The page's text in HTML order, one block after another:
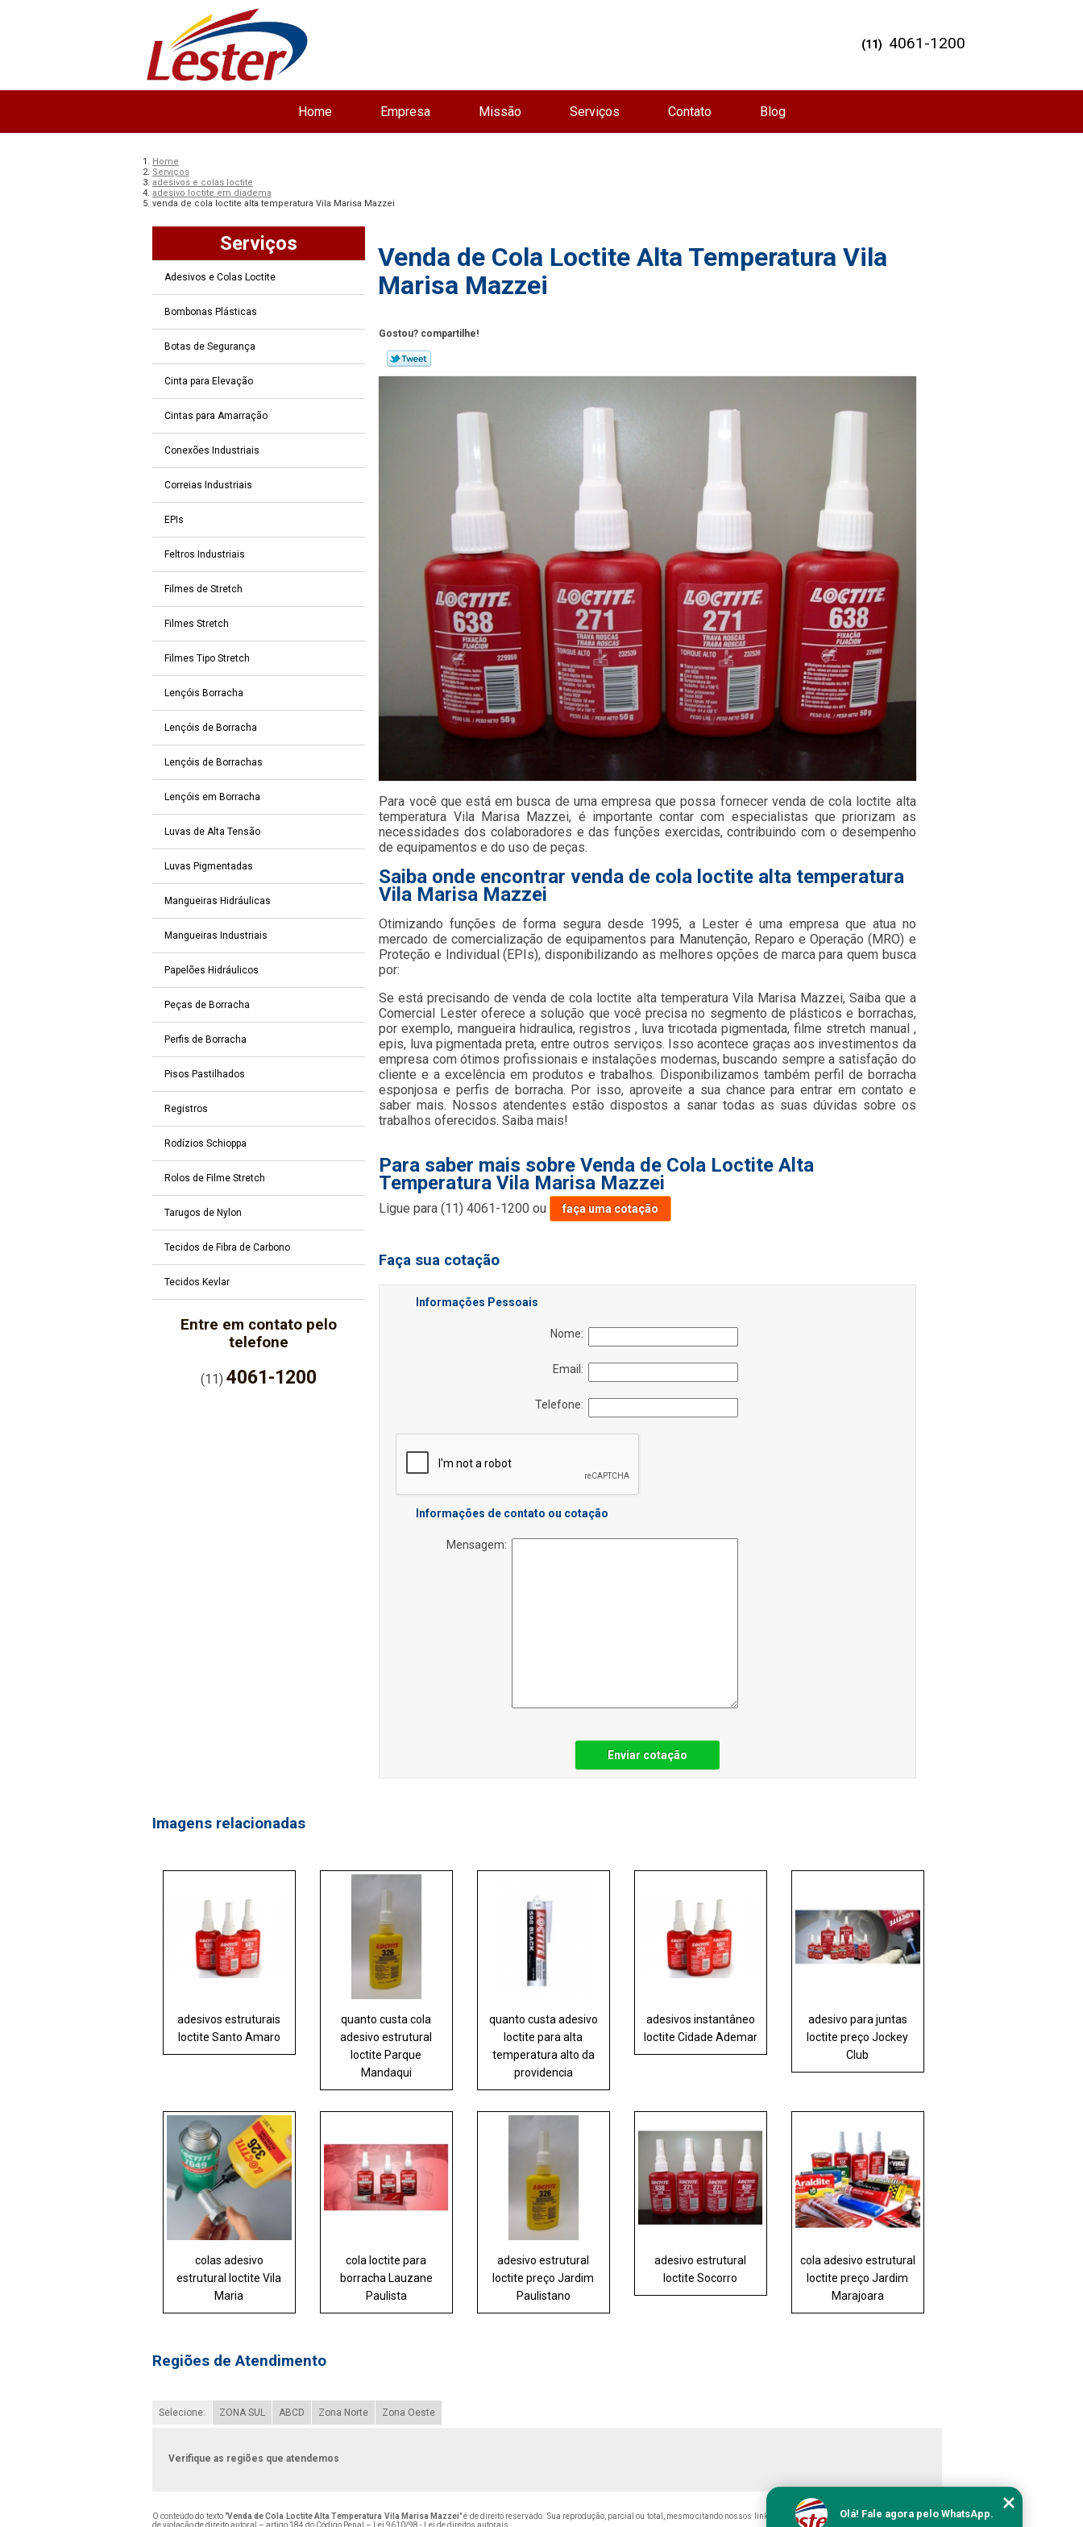
Home Empresa Missão Serviços Contato Blog
(11) 4061-1200
Home
Serviços
adesivos e colas loctite
adesivo loctite em diadema
venda de cola loctite alta temperatura Vila Marisa Mazzei
Serviços
Adesivos e Colas Loctite
Bombonas Plásticas
Botas de Segurança
Cinta para Elevação
Cintas para Amarração
Conexões Industriais
Correias Industriais
EPIs
Feltros Industriais
Filmes de Stretch
Filmes Stretch
Filmes Tipo Stretch
Lençóis Borracha
Lençóis de Borracha
Lençóis de Borrachas
Lençóis em Borracha
Luvas de Alta Tensão
Luvas Pigmentadas
Mangueiras Hidráulicas
Mangueiras Industriais
Papelões Hidráulicos
Peças de Borracha
Perfis de Borracha
Pisos Pastilhados
Registros
Rodízios Schioppa
Rolos de Filme Stretch
Tarugos de Nylon
Tecidos de Fibra de Carbono
Tecidos Kevlar
Entre em contato pelo
telefone
(11)4061-1200
Venda de Cola Loctite Alta Temperatura Vila
Marisa Mazzei
Gostou? compartilhe!
Para você que está em busca de uma empresa que possa fornecer venda de cola loctite alta
temperatura Vila Marisa Mazzei, é importante contar com especialistas que priorizam as
necessidades dos colaboradores e das funções exercidas, contribuindo com o desempenho
de equipamentos e do uso de peças.
Saiba onde encontrar venda de cola loctite alta temperatura
Vila Marisa Mazzei
Otimizando funções de forma segura desde 1995, a Lester é uma empresa que atua no
mercado de comercialização de equipamentos para Manutenção, Reparo e Operação (MRO) e
Proteção e Individual (EPIs), disponibilizando as melhores opções de marca para quem busca
por:
Se está precisando de venda de cola loctite alta temperatura Vila Marisa Mazzei, Saiba que a
Comercial Lester oferece a solução que você precisa no segmento de plásticos e borrachas,
por exemplo, mangueira hidraulica, registros , luva tricotada pigmentada, filme stretch manual ,
epis, luva pigmentada preta, entre outros serviços. Isso acontece graças aos investimentos da
empresa com ótimos profissionais e instalações modernas, buscando sempre a satisfação do
cliente e a excelência em produtos e trabalhos. Disponibilizamos também perfil de borracha
esponjosa e perfis de borracha. Por isso, aproveite a sua chance para entrar em contato e
saber mais. Nossos atendentes estão dispostos a sanar todas as suas dúvidas sobre os
trabalhos oferecidos. Saiba mais!
Para saber mais sobre Venda de Cola Loctite Alta
Temperatura Vila Marisa Mazzei
Ligue para(11) 4061-1200 ou faça uma cotação
Faça sua cotação
Informações Pessoais
Nome:
Email:
Telefone:
Informações de contato ou cotação
Mensagem:
Enviar cotação
Imagens relacionadas
adesivos estruturais
loctite Santo Amaro
quanto custa cola
adesivo estrutural
loctite Parque
Mandaqui
quanto custa adesivo
loctite para alta
temperatura alto da
providencia
adesivos instantâneo
loctite Cidade Ademar
adesivo para juntas
loctite preço Jockey
Club
colas adesivo
estrutural loctite Vila
Maria
cola loctite para
borracha Lauzane
Paulista
adesivo estrutural
loctite preço Jardim
Paulistano
adesivo estrutural
loctite Socorro
cola adesivo estrutural
loctite preço Jardim
Marajoara
Regiões de Atendimento
Selecione: ZONA SUL ABCD Zona Norte Zona Oeste
Verifique as regiões que atendemos
O conteúdo do texto "Venda de Cola Loctite Alta Temperatura Vila Marisa Mazzei" é de direito reservado. Sua reprodução, parcial ou total, mesmo citando nossos links, é proibida sem a autorização do autor. Crime
de violação de direito autoral – artigo 184 do Código Penal –
Lei 9610/98 - Lei de direitos autorais
Olá! Fale agora pelo WhatsApp.